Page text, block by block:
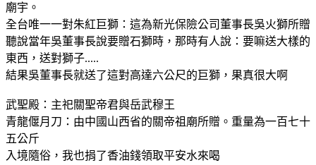
廟宇。
全台唯一一對朱紅巨獅：這為新光保險公司董事長吳火獅所贈
聽說當年吳董事長說要贈石獅時，那時有人說：要嘛送大樣的
東西，送對獅子.....
結果吳董事長就送了這對高達六公尺的巨獅，果真很大啊
武聖殿：主祀關聖帝君與岳武穆王
青龍偃月刀：由中國山西省的關帝祖廟所贈。重量為一百七十
五公斤
入境隨俗，我也捐了香油錢領取平安水來喝